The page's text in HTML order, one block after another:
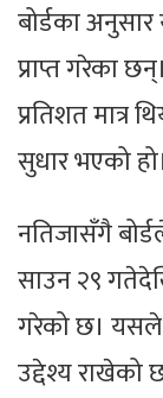
बोर्डका अनुसार
प्राप्त गरेका
प्रतिशत मात्र
सुधार भएको हो।
नतिजासँगै
साउन २९
गरेको छ। यसले
उद्देश्य राखेको